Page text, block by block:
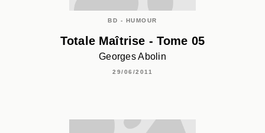
BD - HUMOUR
Totale Maîtrise - Tome 05
Georges Abolin
29/06/2011